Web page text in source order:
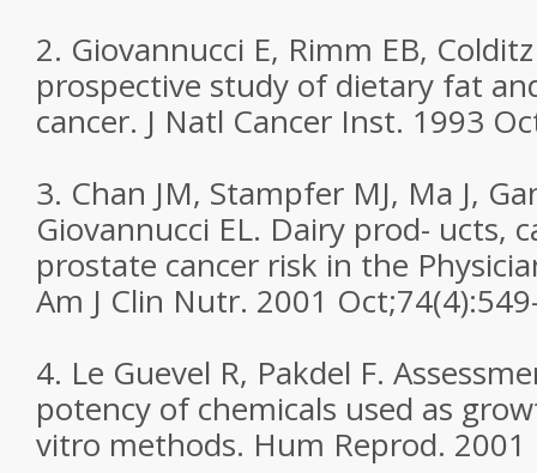
2. Giovannucci E, Rimm EB,
prospective study of dietary fat
cancer. J Natl Cancer Inst. 1993
3. Chan JM, Stampfer MJ, Ma J,
Giovannucci EL. Dairy prod- ucts,
prostate cancer risk in the
Am J Clin Nutr. 2001
4. Le Guevel R, Pakdel F.
potency of chemicals used as
vitro methods. Hum Reprod. 2001